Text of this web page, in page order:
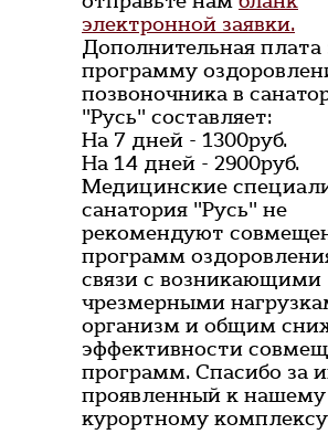
электронной заявки.
Дополнительная плата
программу
позвоночника в
"Русь" составляет:
На 7 дней - 1300руб.
На 14 дней - 2900руб.
Медицинские
санатория "Русь" не
рекомендуют
программ
связи с возникающими
чрезмерными
организм и общим
эффективности
программ. Спасибо за
проявленный к нашему
курортному